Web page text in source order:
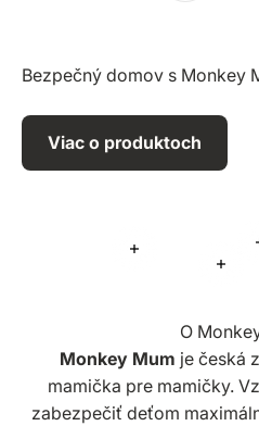
Bezpečný domov s Monkey
Viac o produktoch
Viac informácií
O
Monkey Mum je česká
mamička pre mamičky.
zabezpečiť deťom